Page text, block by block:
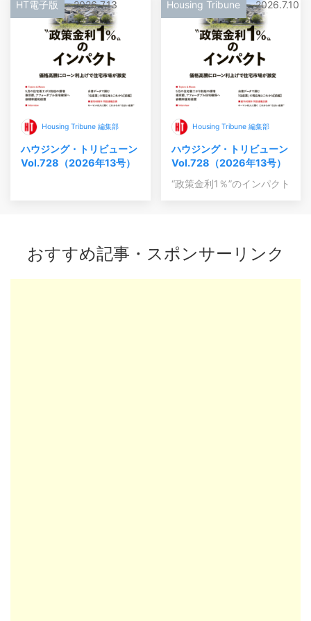
HT電子版 2026.7.13
Housing Tribune 編集部
ハウジング・トリビューン
Vol.728（2026年13号）
Housing Tribune 2026.7.10
Housing Tribune 編集部
ハウジング・トリビューン
Vol.728（2026年13号）
“政策金利1％”のインパクト
おすすめ記事・スポンサーリンク